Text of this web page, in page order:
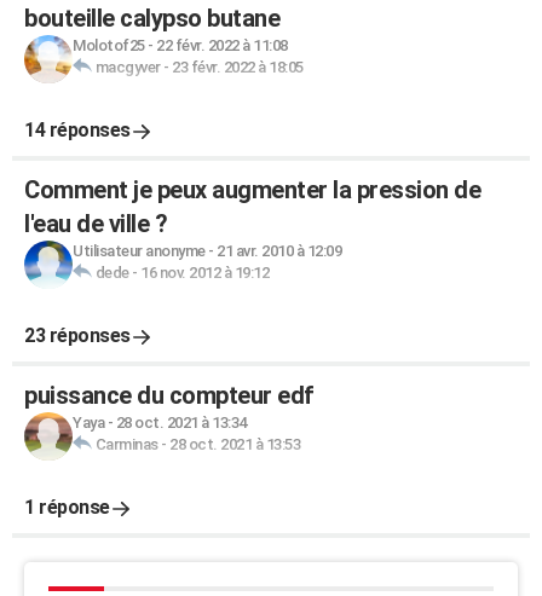
bouteille calypso butane
Molotof25- 22 févr. 2022 à 11:08
macgyver- 23 févr. 2022 à 18:05
14 réponses
Comment je peux augmenter la pression de
l'eau de ville ?
Utilisateur anonyme- 21 avr. 2010 à 12:09
dede- 16 nov. 2012 à 19:12
23 réponses
puissance du compteur edf
Yaya- 28 oct. 2021 à 13:34
Carminas- 28 oct. 2021 à 13:53
1 réponse